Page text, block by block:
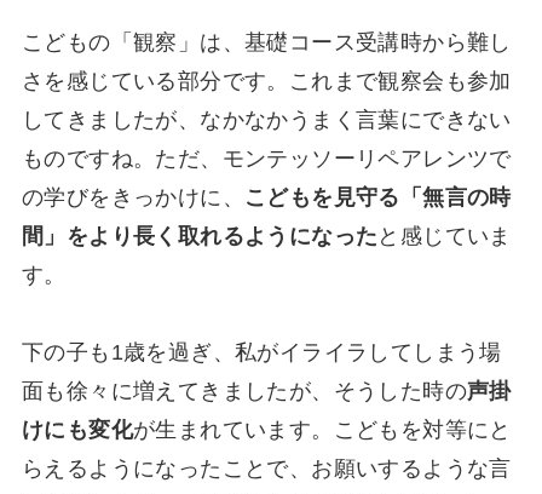
こどもの「観察」は、基礎コース受講時から難し
さを感じている部分です。これまで観察会も参加
してきましたが、なかなかうまく言葉にできない
ものですね。ただ、モンテッソーリペアレンツで
の学びをきっかけに、
こどもを見守る「無言の時
間」をより長く取れるようになった と感じていま
す。
下の子も1歳を過ぎ、私がイライラしてしまう場
面も徐々に増えてきましたが、そうした時の声掛
けにも変化が生まれています。こどもを対等にと
らえるようになったことで、お願いするような言